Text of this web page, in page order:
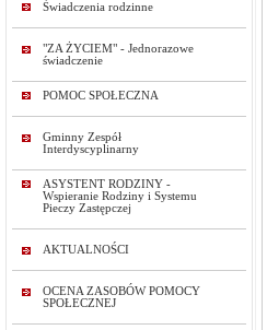
Świadczenia rodzinne
"ZA ŻYCIEM" - Jednorazowe
świadczenie
POMOC SPOŁECZNA
Gminny Zespół
Interdyscyplinarny
ASYSTENT RODZINY -
Wspieranie Rodziny i Systemu
Pieczy Zastępczej
AKTUALNOŚCI
OCENA ZASOBÓW POMOCY
SPOŁECZNEJ